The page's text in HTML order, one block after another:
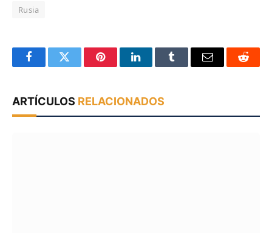
Rusia
FacebookTwitter PinterestLinkedInTumblr Email Reddit
ARTÍCULOS RELACIONADOS